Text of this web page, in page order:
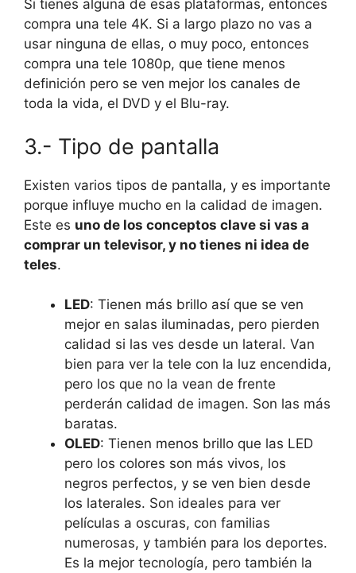
Si tienes alguna de esas plataformas, entonces
compra una tele 4K. Si a largo plazo no vas a
usar ninguna de ellas, o muy poco, entonces
compra una tele 1080p, que tiene menos
definición pero se ven mejor los canales de
toda la vida, el DVD y el Blu-ray.
3.- Tipo de pantalla
Existen varios tipos de pantalla, y es importante
porque influye mucho en la calidad de imagen.
Este es uno de los conceptos clave si vas a
comprar un televisor, y no tienes ni idea de
teles.
LED: Tienen más brillo así que se ven
mejor en salas iluminadas, pero pierden
calidad si las ves desde un lateral. Van
bien para ver la tele con la luz encendida,
pero los que no la vean de frente
perderán calidad de imagen. Son las más
baratas.
OLED: Tienen menos brillo que las LED
pero los colores son más vivos, los
negros perfectos, y se ven bien desde
los laterales. Son ideales para ver
películas a oscuras, con familias
numerosas, y también para los deportes.
Es la mejor tecnología, pero también la